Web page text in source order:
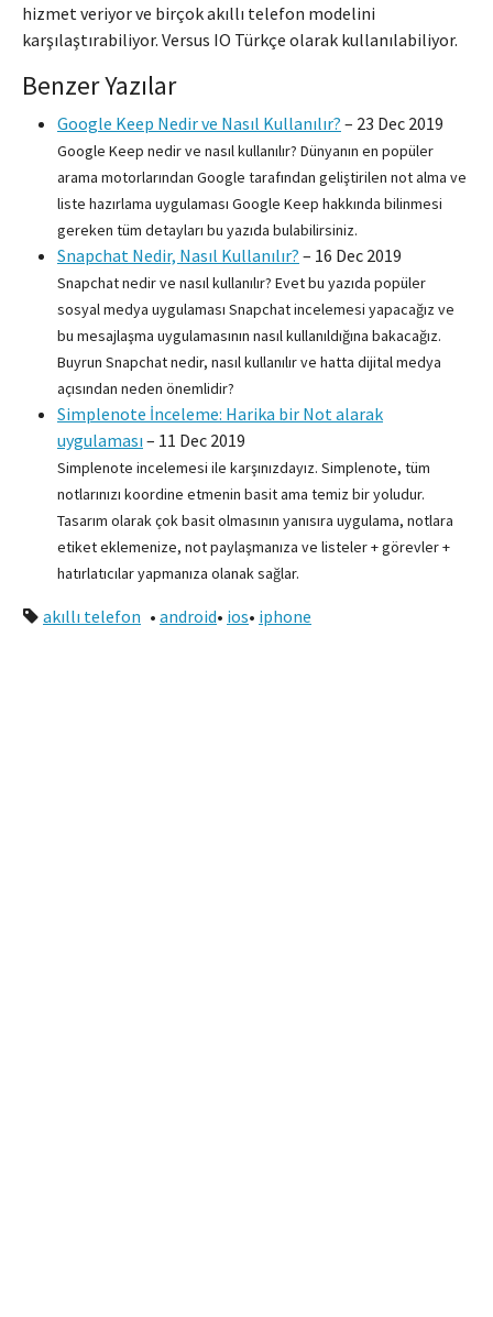
hizmet veriyor ve birçok akıllı telefon modelini
karşılaştırabiliyor. Versus IO Türkçe olarak kullanılabiliyor.
Benzer Yazılar
Google Keep Nedir ve Nasıl Kullanılır? – 23 Dec 2019
Google Keep nedir ve nasıl kullanılır? Dünyanın en popüler
arama motorlarından Google tarafından geliştirilen not alma ve
liste hazırlama uygulaması Google Keep hakkında bilinmesi
gereken tüm detayları bu yazıda bulabilirsiniz.
Snapchat Nedir, Nasıl Kullanılır? – 16 Dec 2019
Snapchat nedir ve nasıl kullanılır? Evet bu yazıda popüler
sosyal medya uygulaması Snapchat incelemesi yapacağız ve
bu mesajlaşma uygulamasının nasıl kullanıldığına bakacağız.
Buyrun Snapchat nedir, nasıl kullanılır ve hatta dijital medya
açısından neden önemlidir?
Simplenote İnceleme: Harika bir Not alarak
uygulaması – 11 Dec 2019
Simplenote incelemesi ile karşınızdayız. Simplenote, tüm
notlarınızı koordine etmenin basit ama temiz bir yoludur.
Tasarım olarak çok basit olmasının yanısıra uygulama, notlara
etiket eklemenize, not paylaşmanıza ve listeler + görevler +
hatırlatıcılar yapmanıza olanak sağlar.
akıllı telefon • android• ios• iphone